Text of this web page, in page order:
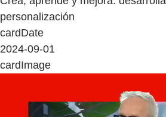
personalización
cardDate
2024-09-01
cardImage